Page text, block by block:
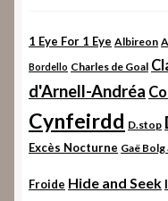
1 Eye For 1 Eye Albireon
Bordello Charles de Goal
d'Arnell-Andréa
Cynfeirdd D.stop
Excès Nocturne Gaë
Froide Hide and Seek